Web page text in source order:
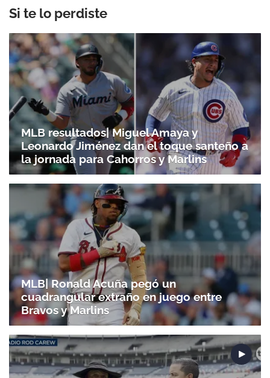
Si te lo perdiste
MLB resultados| Miguel Amaya y
Leonardo Jiménez dan el toque santeño a
la jornada para Cahorros y Marlins
MLB| Ronald Acuña pegó un
cuadrangular extraño en juego entre
Bravos y Marlins